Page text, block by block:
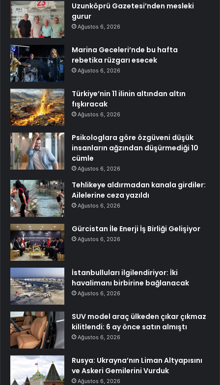
Uzunköprü Gazetesi’nden mesleki
gurur
Ağustos 6, 2026
Marina Geceleri’nde bu hafta
rebetika rüzgarı esecek
Ağustos 6, 2026
Türkiye’nin 11 ilinin altından altın
fışkıracak
Ağustos 6, 2026
Psikologlara göre özgüveni düşük
insanların ağzından düşürmediği 10
cümle
Ağustos 6, 2026
Tehlikeye aldırmadan kanala girdiler:
Ailelerine ceza yazıldı
Ağustos 6, 2026
Gürcistan İle Enerji İş Birliği Gelişiyor
Ağustos 6, 2026
İstanbulluları ilgilendiriyor: İki
havalimanı birbirine bağlanacak
Ağustos 6, 2026
SUV model araç ülkeden çıkar çıkmaz
kilitlendi: 6 ay önce satın almıştı
Ağustos 6, 2026
Rusya: Ukrayna’nın Liman Altyapısını
ve Askeri Gemilerini Vurduk
Ağustos 6, 2026